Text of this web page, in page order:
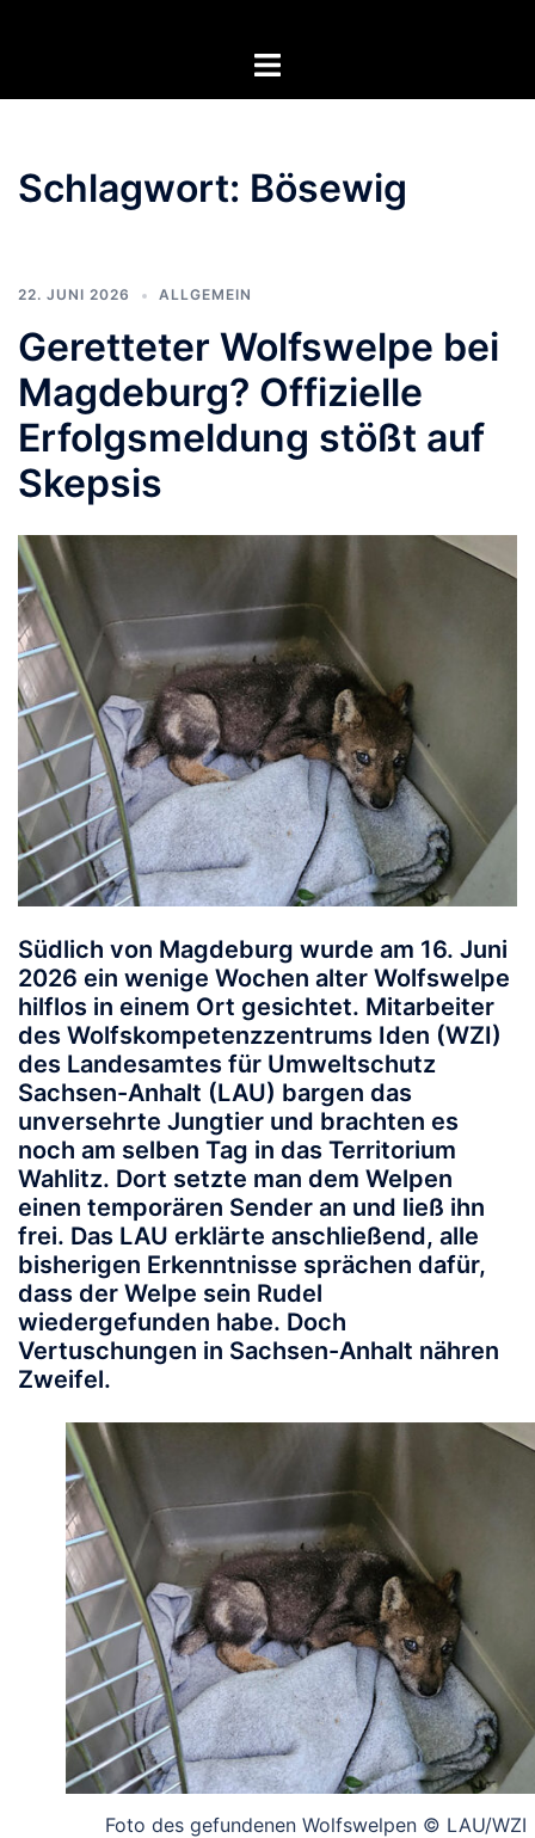
Menü
Schlagwort: Bösewig
22. JUNI 2026 ALLGEMEIN
Geretteter Wolfswelpe bei
Magdeburg? Offizielle
Erfolgsmeldung stößt auf
Skepsis
Südlich von Magdeburg wurde am 16. Juni
2026 ein wenige Wochen alter Wolfswelpe
hilflos in einem Ort gesichtet. Mitarbeiter
des Wolfskompetenzzentrums Iden (WZI)
des Landesamtes für Umweltschutz
Sachsen-Anhalt (LAU) bargen das
unversehrte Jungtier und brachten es
noch am selben Tag in das Territorium
Wahlitz. Dort setzte man dem Welpen
einen temporären Sender an und ließ ihn
frei. Das LAU erklärte anschließend, alle
bisherigen Erkenntnisse sprächen dafür,
dass der Welpe sein Rudel
wiedergefunden habe. Doch
Vertuschungen in Sachsen-Anhalt nähren
Zweifel.
Foto des gefundenen Wolfswelpen © LAU/WZI